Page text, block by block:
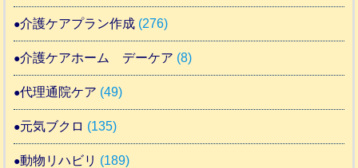
介護ケアプラン作成 (276)
介護ケアホーム デーケア (8)
代理通院ケア (49)
元気ブクロ (135)
動物リハビリ (189)